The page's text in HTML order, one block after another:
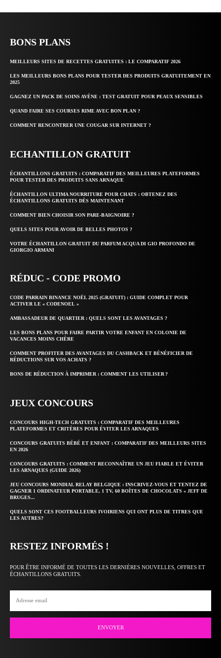
BONS PLANS
MEILLEURS SITES DE RECETTES GRATUITES : LE COMPARATIF 2026
LES MEILLEURS BONS PLANS POUR TESTER DES PRODUITS GRATUITEMENT EN
2025
GAGNEZ UN PACK DE SOINS AVÈNE : TEST GRATUIT POUR PEAUX SENSIBLES
QUAND FAIRE SES COURSES RIME AVEC BON PLAN ?
COMMENT RENCONTRER UNE COUGAR SUR INTERNET ?
ECHANTILLON GRATUIT
ÉCHANTILLONS GRATUITS : COMPARATIF DES MEILLEURES PLATEFORMES
POUR TESTER DES PRODUITS SANS ARNAQUE
ÉCHANTILLON ULTIMA NOURRITURE POUR CHATS : OBTENEZ DES
ÉCHANTILLONS GRATUITS DÈS MAINTENANT
COMMENT BIEN CHOISIR SON PARE-BAIGNOIRE ?
QUELS SITES POUR AVOIR DE BELLES PHOTOS ?
VOTRE ÉCHANTILLON GRATUIT DU PARFUM ACQUA DI GIO PROFONDO DE
GIORGIO ARMANI
RÉDUC - CODE PROMO
CODE PARRAIN BINANCE NOËL 2025 (GRATUIT) : GUIDE COMPLET POUR
ACTIVER LE « CODENOEL »
AMBASSADEUR DE QUARTIER : QUELS SONT LES AVANTAGES ?
LES BONS PLANS POUR FAIRE PARTIR VOTRE ENFANT EN COLONIE DE
VACANCES MOINS CHÈRE
COMMENT PROFITER DES AVANTAGES DU CASHBACK ET BÉNÉFICIER DE
RÉDUCTIONS SUR VOS ACHATS ?
BONS DE RÉDUCTION À IMPRIMER : COMMENT LES UTILISER ?
JEUX CONCOURS
CONCOURS HIGH-TECH GRATUITS : COMPARATIF DES MEILLEURES
PLATEFORMES ET CRITÈRES POUR ÉVITER LES ARNAQUES
CONCOURS GRATUITS BÉBÉ ET ENFANT : COMPARATIF DES MEILLEURS SITES
EN 2026
CONCOURS GRATUITS : COMMENT RECONNAÎTRE UN JEU FIABLE ET ÉVITER
LES ARNAQUES (GUIDE 2026)
JEU CONCOURS MONDIAL RELAY BELGIQUE : INSCRIVEZ-VOUS ET TENTEZ DE
GAGNER 1 ORDINATEUR PORTABLE, 1 TV, 60 BOÎTES DE CHOCOLATS « JEFF DE
BRUGES...
QUELS SONT CES FOOTBALLEURS IVOIRIENS QUI ONT PLUS DE TITRES QUE
LES AUTRES?
RESTEZ INFORMÉS !
POUR ÊTRE INFORMÉ DE TOUTES LES DERNIÈRES NOUVELLES, OFFRES ET
ÉCHANTILLONS GRATUITS.
ENVOYER